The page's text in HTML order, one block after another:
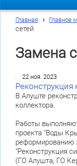
Главная Главное
сетей
Замена
22 ноя. 2023
Реконструкция
В Алуште
коллектора.
Работы
проекта "Воды
реформированию
"Реконструкция
(ГО Алушта, ГО